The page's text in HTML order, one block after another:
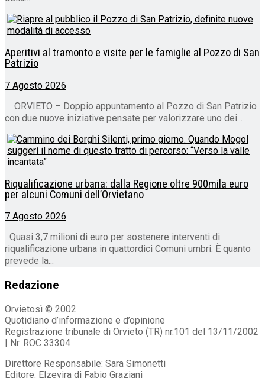
Aperitivi al tramonto e visite per le famiglie al Pozzo di San
Patrizio
7 Agosto 2026
ORVIETO – Doppio appuntamento al Pozzo di San Patrizio
con due nuove iniziative pensate per valorizzare uno dei...
Riqualificazione urbana: dalla Regione oltre 900mila euro
per alcuni Comuni dell’Orvietano
7 Agosto 2026
Quasi 3,7 milioni di euro per sostenere interventi di
riqualificazione urbana in quattordici Comuni umbri. È quanto
prevede la...
Redazione
Orvietosì © 2002
Quotidiano d’informazione e d’opinione
Registrazione tribunale di Orvieto (TR) nr.101 del 13/11/2002
| Nr. ROC 33304
Direttore Responsabile: Sara Simonetti
Editore: Elzevira di Fabio Graziani